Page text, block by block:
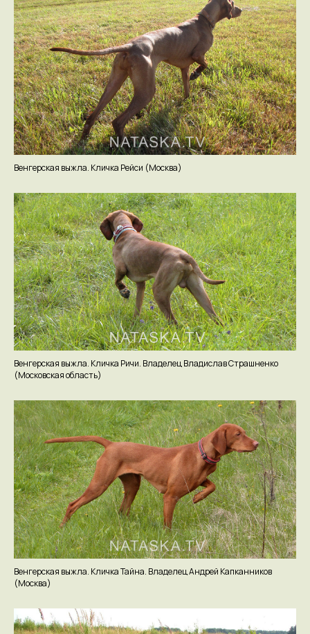
Венгерская выжла. Кличка Рейси (Москва)
Венгерская выжла. Кличка Ричи. Владелец Владислав Страшненко
(Московская область)
Венгерская выжла. Кличка Тайна. Владелец Андрей Капканников
(Москва)
Нажимая на кнопку я соглашаюсь сПолитикой
обработки персональных данных
Отправить
Сделано вbrainmarket
Политика обработки персональных данных
Смирнов Сергей ОлеговичИНН 694300035051